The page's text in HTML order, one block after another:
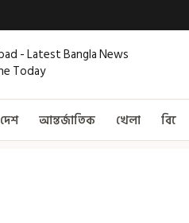
দেশ আন্তর্জাতিক খেলা